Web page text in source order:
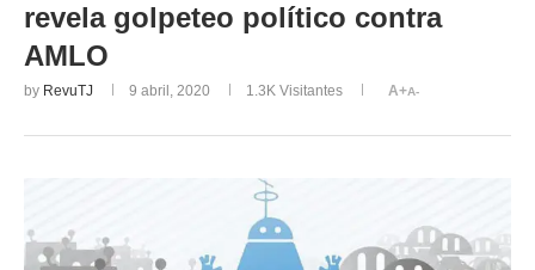
revela golpeteo político contra
AMLO
by RevuTJ 9 abril, 2020 1.3K Visitantes A+A-